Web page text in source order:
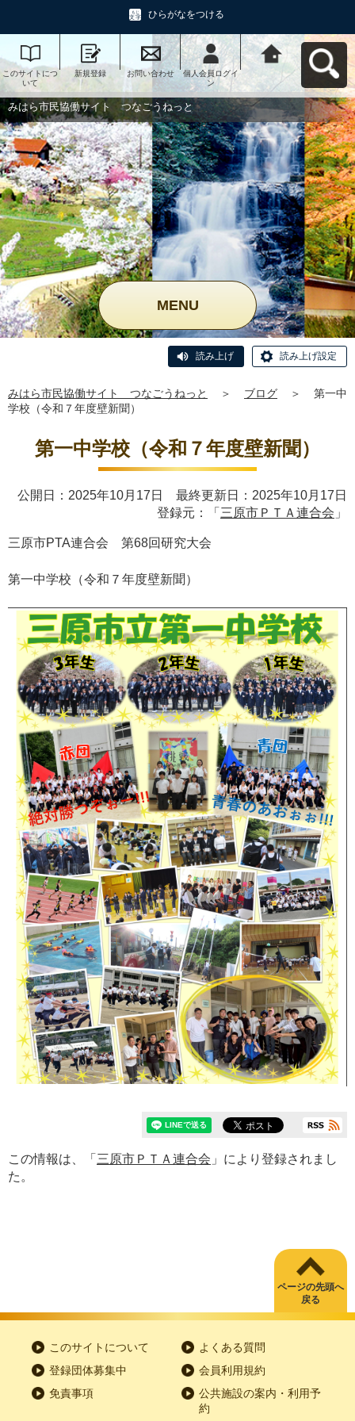
ひらがなをつける
このサイトにつ
いて
新規登録 お問い合わせ
個人会員ログイ
ン
みはら市民協働
サイト つなご
うねっとへ戻る
みはら市民協働サイト つなごうねっと
MENU
読み上げ 読み上げ設定
みはら市民協働サイト つなごうねっと ＞ ブログ ＞
第一中
学校（令和７年度壁新聞）
第一中学校（令和７年度壁新聞）
公開日：2025年10月17日 最終更新日：2025年10月17日
登録元：「 三原市ＰＴＡ連合会 」
三原市PTA連合会 第68回研究大会
第一中学校（令和７年度壁新聞）
この情報は、「 三原市ＰＴＡ連合会 」により登録されまし
た。
ページの先頭へ
戻る
このサイトについて
よくある質問
登録団体募集中
会員利用規約
免責事項
公共施設の案内・利用予
約